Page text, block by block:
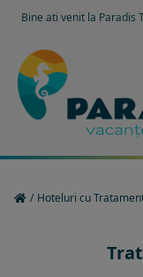
Bine ati venit la Paradis
/ Hoteluri cu